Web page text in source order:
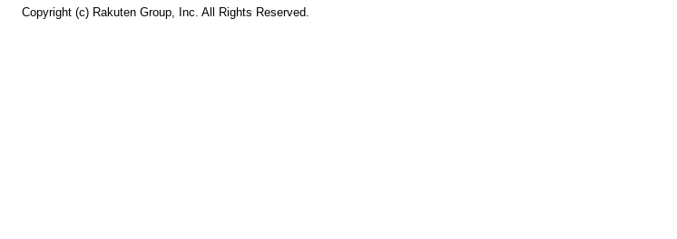
Copyright (c) Rakuten Group, Inc. All Rights Reserved.